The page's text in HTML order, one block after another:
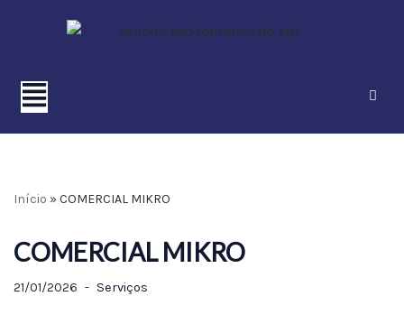
conteúdo
Início » COMERCIAL MIKRO
COMERCIAL MIKRO
21/01/2026 Serviços